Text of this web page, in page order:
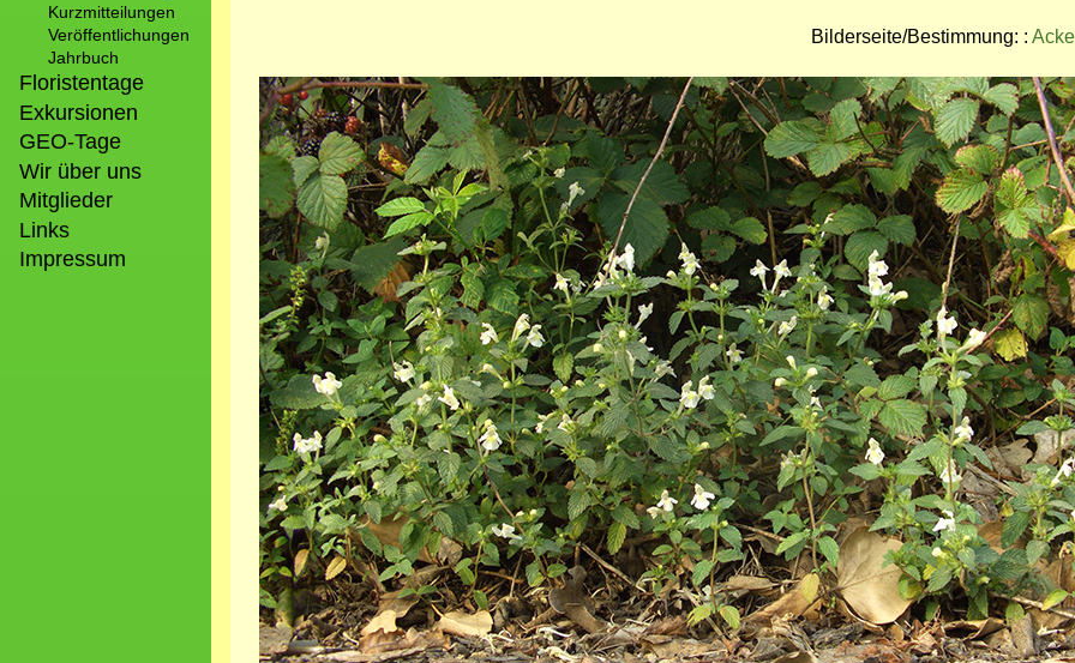
Kurzmitteilungen
Veröffentlichungen
Jahrbuch
Floristentage
Exkursionen
GEO-Tage
Wir über uns
Mitglieder
Links
Impressum
Bilderseite/Bestimmung: :
Bild